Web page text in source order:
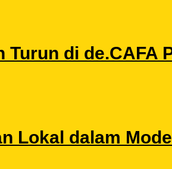
Turun di de.CAFA
Lokal dalam